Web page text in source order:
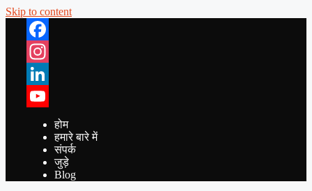
Skip to content
Facebook
Instagram
LinkedIn
YouTube
होम
हमारे बारे में
संपर्क
जुड़े
Blog